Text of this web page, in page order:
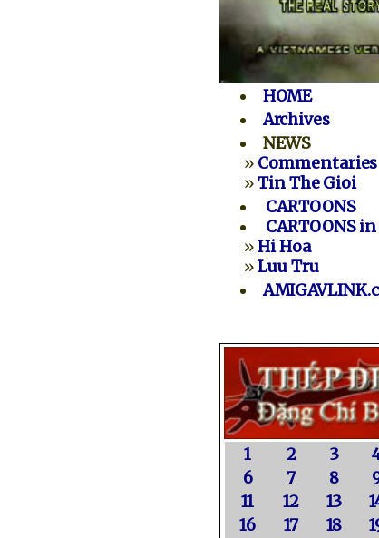
HOME
Archives
NEWS
» Commentaries
»Tin The Gioi
CARTOONS
CARTOONS
»Hi Hoa
»Luu Tru
1 2 3
6
7 8
11
12 13
16
17 18